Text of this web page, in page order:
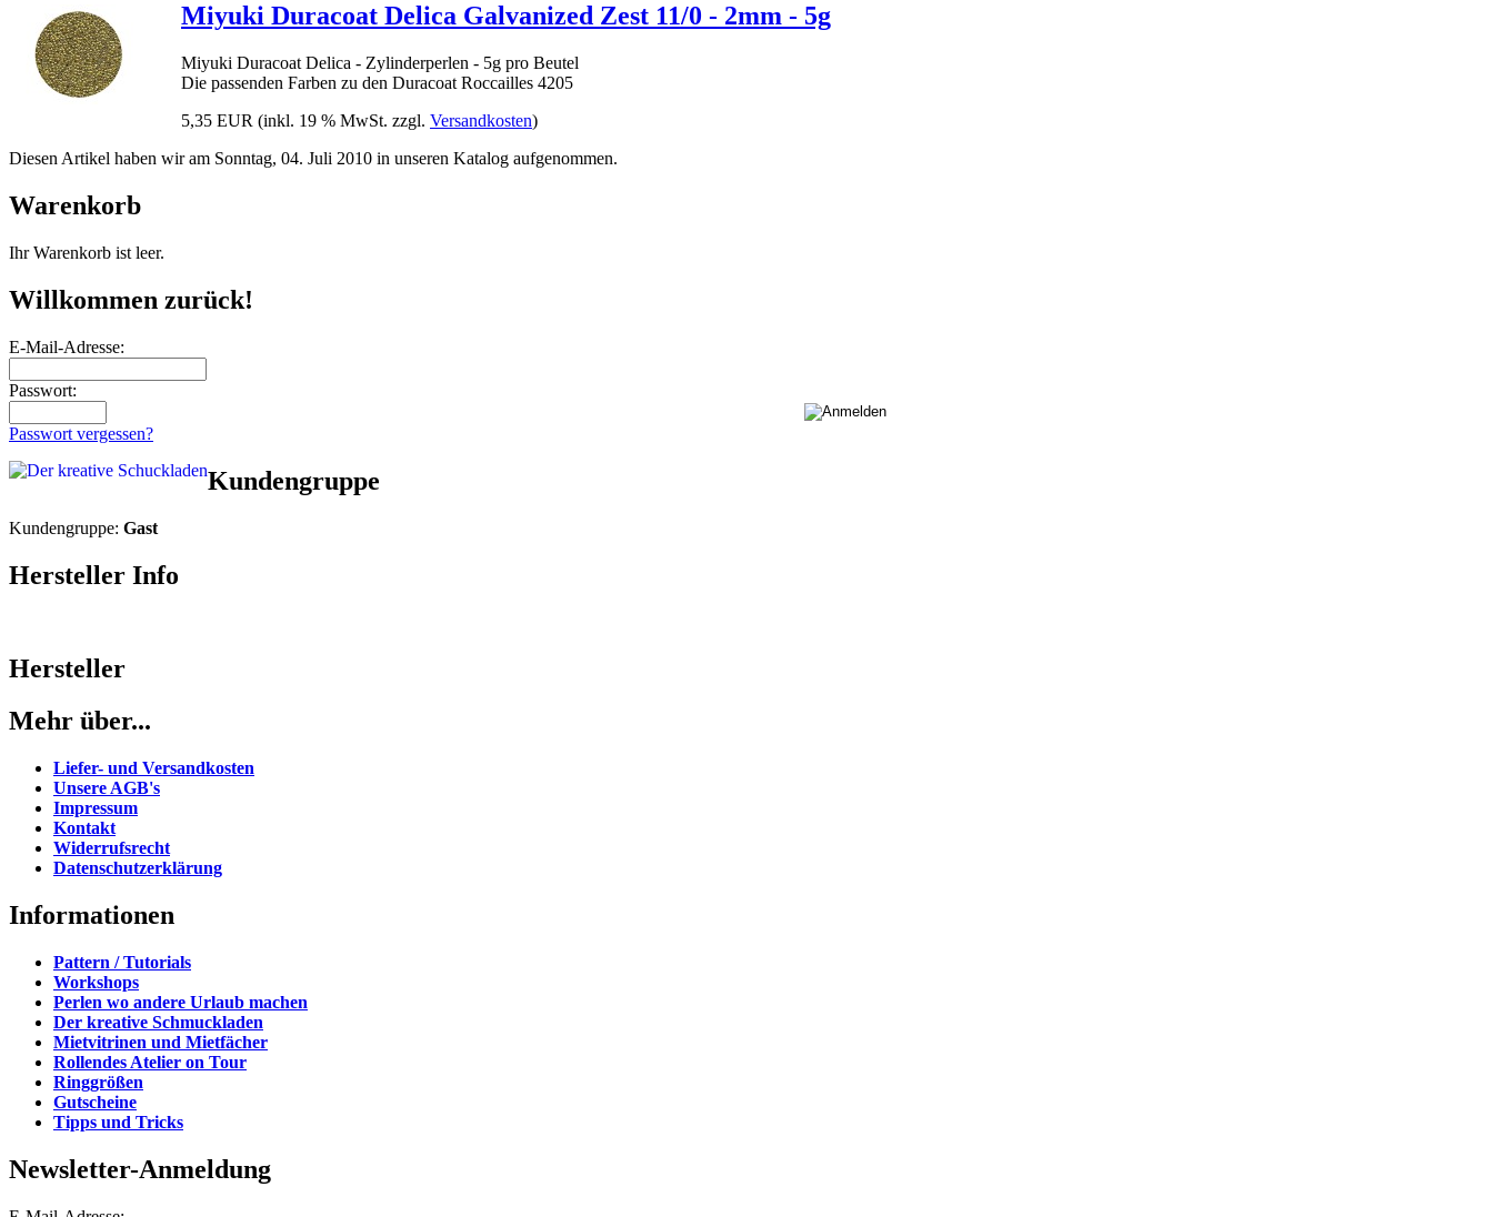
Miyuki Duracoat Delica Galvanized Zest 11/0 - 2mm - 5g
Miyuki Duracoat Delica - Zylinderperlen - 5g pro Beutel
Die passenden Farben zu den Duracoat Roccailles 4205
5,35 EUR (inkl. 19 % MwSt. zzgl. Versandkosten)
Diesen Artikel haben wir am Sonntag, 04. Juli 2010 in unseren Katalog aufgenommen.
Warenkorb
Ihr Warenkorb ist leer.
Willkommen zurück!
E-Mail-Adresse:
Passwort:
Passwort vergessen?
Kundengruppe
Kundengruppe: Gast
Hersteller Info
Hersteller
Mehr über...
Liefer- und Versandkosten
Unsere AGB's
Impressum
Kontakt
Widerrufsrecht
Datenschutzerklärung
Informationen
Pattern / Tutorials
Workshops
Perlen wo andere Urlaub machen
Der kreative Schmuckladen
Mietvitrinen und Mietfächer
Rollendes Atelier on Tour
Ringgrößen
Gutscheine
Tipps und Tricks
Newsletter-Anmeldung